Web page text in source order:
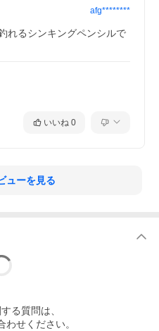
afg********
れるシンキングペンシルで
いいね 0
ューを見る
る質問は、
わせください。